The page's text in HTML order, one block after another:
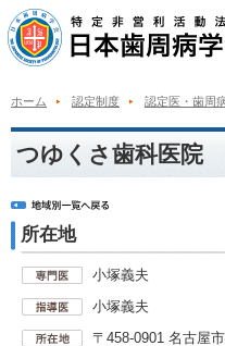
ホーム 認定制度 認定医・歯周
つゆくさ歯科医院
所在地
小塚義夫
小塚義夫
〒458-0901 名古屋